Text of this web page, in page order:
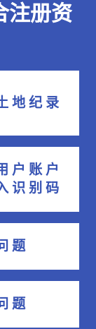
注册资
地 纪 录
户 账 户
识 别 码
题
题